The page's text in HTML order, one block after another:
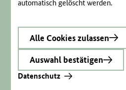
automatisch gelöscht werden.
Alle Cookies zulassen
Auswahl bestätigen
Datenschutz